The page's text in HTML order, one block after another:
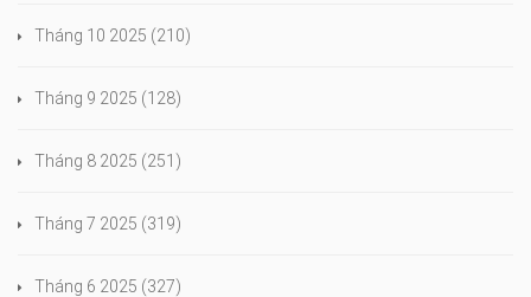
Tháng 10 2025 (210)
Tháng 9 2025 (128)
Tháng 8 2025 (251)
Tháng 7 2025 (319)
Tháng 6 2025 (327)